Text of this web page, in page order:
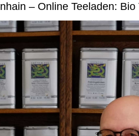
– Online Teeladen: